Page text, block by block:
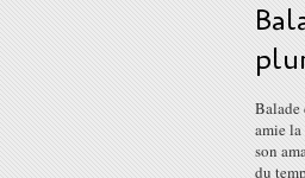
Balade
amie la
son
du